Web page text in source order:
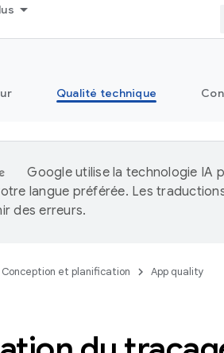
Qualité technique
Google utilise la technologie IA
langue préférée. Les
des erreurs.
Conception et planification
App quality